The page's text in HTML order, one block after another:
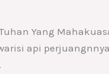
Yang
api